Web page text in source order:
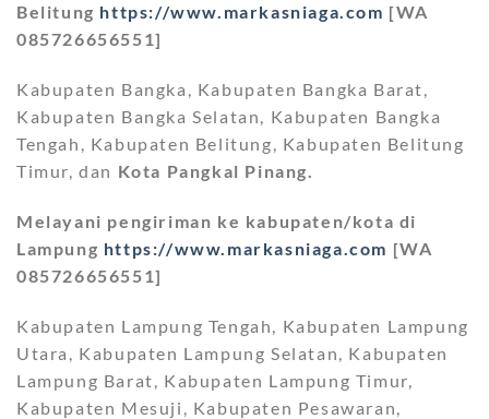
Belitung https://www.markasniaga.com [WA
085726656551]
Kabupaten Bangka, Kabupaten Bangka Barat,
Kabupaten Bangka Selatan, Kabupaten Bangka
Tengah, Kabupaten Belitung, Kabupaten Belitung
Timur, dan Kota Pangkal Pinang.
Melayani pengiriman ke kabupaten/kota di
Lampung https://www.markasniaga.com [WA
085726656551]
Kabupaten Lampung Tengah, Kabupaten Lampung
Utara, Kabupaten Lampung Selatan, Kabupaten
Lampung Barat, Kabupaten Lampung Timur,
Kabupaten Mesuji, Kabupaten Pesawaran,